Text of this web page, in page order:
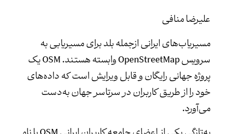
علیرضا منافی
مسیریاب‌های ایرانی ازجمله بلد برای مسیریابی به
سرویس‌ OpenStreetMap وابسته هستند. OSM یک
پروژه‌ جهانی رایگان و قابل ویرایش است که داده‌های
خود را از طریق کاربران در سرتاسر جهان به‌دست
می‌آورد.